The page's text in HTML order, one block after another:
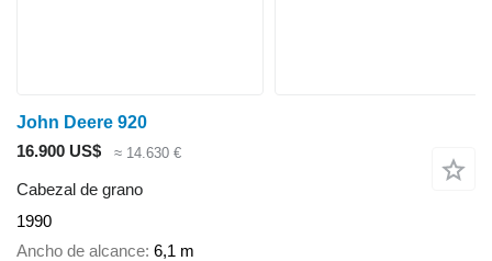
John Deere 920
16.900 US$
≈ 14.630 €
Cabezal de grano
1990
Ancho de alcance 6,1 m